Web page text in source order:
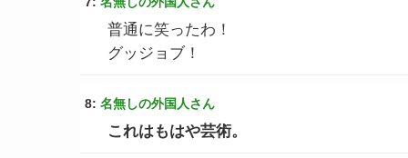
普通に笑ったわ！
グッジョブ！
8: 名無しの外国人さん
これはもはや芸術。